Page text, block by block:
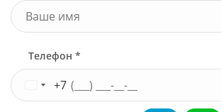
Телефон *
+7